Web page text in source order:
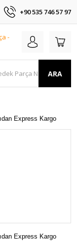
+90 535 746 57 97
ARA